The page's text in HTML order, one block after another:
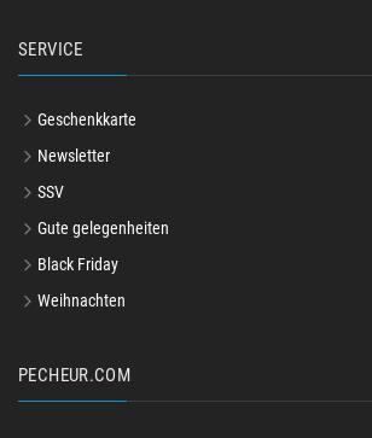
SERVICE
Geschenkkarte
Newsletter
SSV
Gute gelegenheiten
Black Friday
Weihnachten
PECHEUR.COM